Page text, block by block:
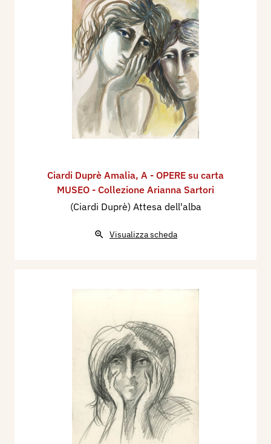
Ciardi Duprè Amalia, A - OPERE su carta
MUSEO - Collezione Arianna Sartori
(Ciardi Duprè) Attesa dell'alba
Visualizza scheda